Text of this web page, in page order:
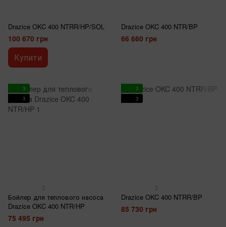
Drazice OKC 400 NTRR/HP/SOL
100 670 грн
Купити
Drazice OKC 400 NTR/BP
66 660 грн
3
3
2
Бойлер для теплового насоса
Drazice OKC 400 NTR/HP
75 495 грн
3
3
2
Drazice OKC 400 NTRR/BP
85 730 грн